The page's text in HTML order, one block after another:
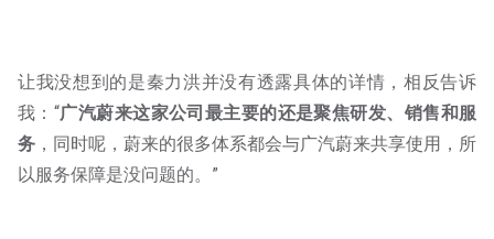
让我没想到的是秦力洪并没有透露具体的详情，相反告诉
我：“广汽蔚来这家公司最主要的还是聚焦研发、销售和服
务 ，同时呢，蔚来的很多体系都会与广汽蔚来共享使用，所
以服务保障是没问题的。”